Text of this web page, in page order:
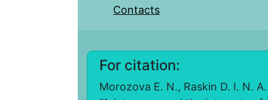
Contacts
For citation:
Morozova E. N., Raskin D. I. N.